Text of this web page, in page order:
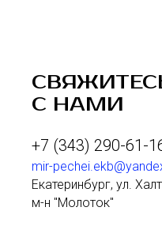
С НАМИ
+7 (343) 290-61-
mir-
Екатеринбург, ул.
м-н "Молоток"